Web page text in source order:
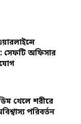
সেফটি অফিসার
খেলে শরীরে
পরিবর্তন